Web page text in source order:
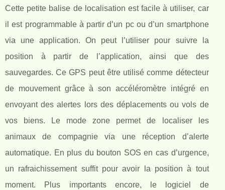
Cette petite balise de localisation est facile à utiliser, car
il est programmable à partir d’un pc ou d’un smartphone
via une application. On peut l’utiliser pour suivre la
position à partir de l’application, ainsi que des
sauvegardes. Ce GPS peut être utilisé comme détecteur
de mouvement grâce à son accéléromètre intégré en
envoyant des alertes lors des déplacements ou vols de
vos biens. Le mode zone permet de localiser les
animaux de compagnie via une réception d’alerte
automatique. En plus du bouton SOS en cas d’urgence,
un rafraichissement suffit pour avoir la position à tout
moment. Plus importants encore, le logiciel de